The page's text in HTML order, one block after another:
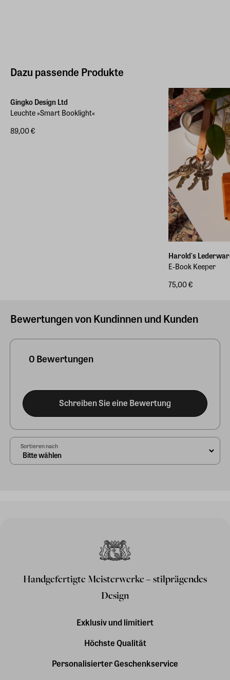
Dazu passende Produkte
Gingko Design Ltd
Leuchte »Smart Booklight«
89,00 €
Harold's
E-Book Keeper
75,00 €
Bewertungen von Kundinnen und Kunden
0 Bewertungen
Schreiben Sie eine Bewertung
Sortieren nach
Handgefertigte Meisterwerke – stilprägendes
Design
Exklusiv und limitiert
Höchste Qualität
Personalisierter Geschenkservice